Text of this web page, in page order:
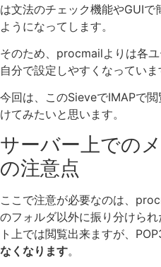
は文法のチェック機能やGUI
ようになってします。
そのため、procmailよりは各
自分で設定しやすくなっていま
今回は、このSieveでIMAPで
けてみたいと思います。
サーバー上での
の注意点
ここで注意が必要なのは、
のフォルダ以外に振り分けら
ト上では閲覧出来ますが、
なくなります。